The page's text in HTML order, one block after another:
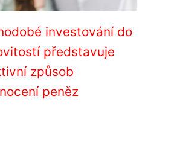
investování do
představuje
způsob
peněz